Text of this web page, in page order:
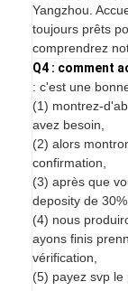
Yangzhou.
toujours prêts
comprendrez
Q4 : comment
: c'est une
(1) montrez-
avez besoin,
(2) alors
confirmation,
(3) après que
deposity de
(4) nous
ayons finis
vérification,
(5) payez svp